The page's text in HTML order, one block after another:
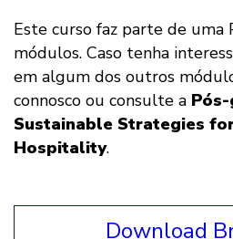
Este curso faz parte de uma
módulos. Caso tenha
em algum dos outros
connosco ou consulte a
Sustainable Strategies
Hospitality.
Download